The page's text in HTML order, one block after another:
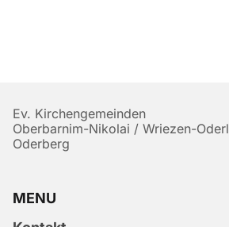
Ev. Kirchengemeinden
Oberbarnim-Nikolai / Wriezen-
Oderberg
MENU